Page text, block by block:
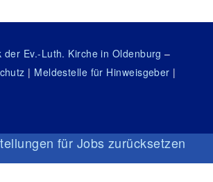
der Ev.-Luth. Kirche in Oldenburg –
| Meldestelle für Hinweisgeber |
für Jobs zurücksetzen